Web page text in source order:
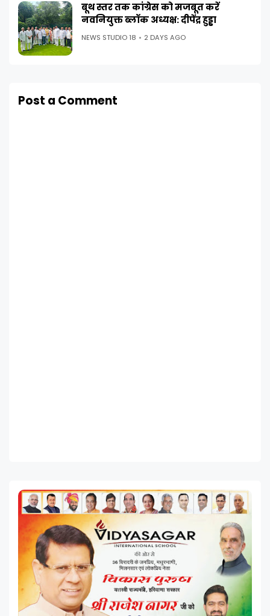
बूथ स्तर तक कांग्रेस को मजबूत करें
नवनियुक्त ब्लॉक अध्यक्ष: दीपेंद्र हुड्डा
NEWS STUDIO 18 2 DAYS AGO
Post a Comment